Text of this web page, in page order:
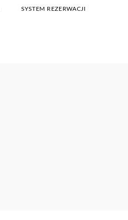
SYSTEM REZERWACJI